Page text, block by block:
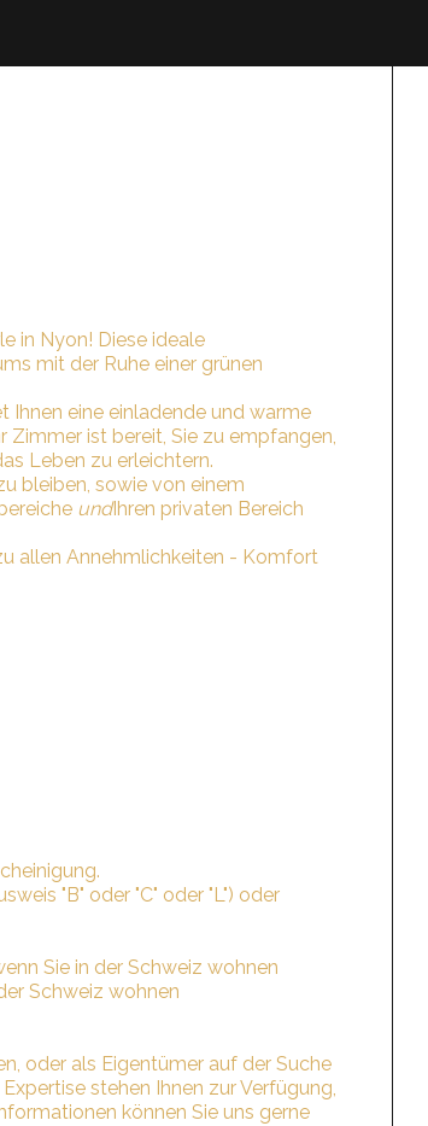
in Nyon! Diese ideale
mit der Ruhe einer grünen
Ihnen eine einladende und warme
Zimmer ist bereit, Sie zu empfangen,
Leben zu erleichtern.
bleiben, sowie von einem
undIhren privaten Bereich
allen Annehmlichkeiten - Komfort
"B" oder "C" oder "L") oder
Sie in der Schweiz wohnen
Schweiz wohnen
oder als Eigentümer auf der Suche
stehen Ihnen zur Verfügung,
können Sie uns gerne